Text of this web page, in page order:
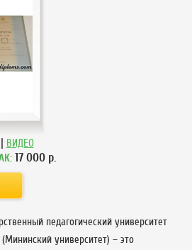
| ВИДЕО
17 000р.
педагогический университет
университет) – это